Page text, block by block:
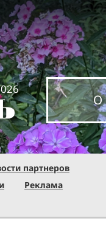
О
партнеров
Реклама